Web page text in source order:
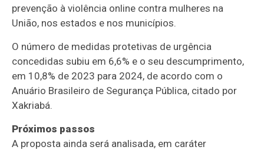
prevenção à violência online contra mulheres na
União, nos estados e nos municípios.
O número de medidas protetivas de urgência
concedidas subiu em 6,6% e o seu descumprimento,
em 10,8% de 2023 para 2024, de acordo com o
Anuário Brasileiro de Segurança Pública, citado por
Xakriabá.
Próximos passos
A proposta ainda será analisada, em caráter